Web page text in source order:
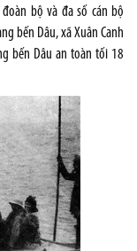
đoàn bộ và đa số cán bộ
bến Dâu, xã Xuân Canh
bến Dâu an toàn tối 18